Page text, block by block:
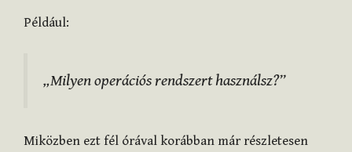
Például:
„Milyen operációs rendszert használsz?”
Miközben ezt fél órával korábban már részletesen